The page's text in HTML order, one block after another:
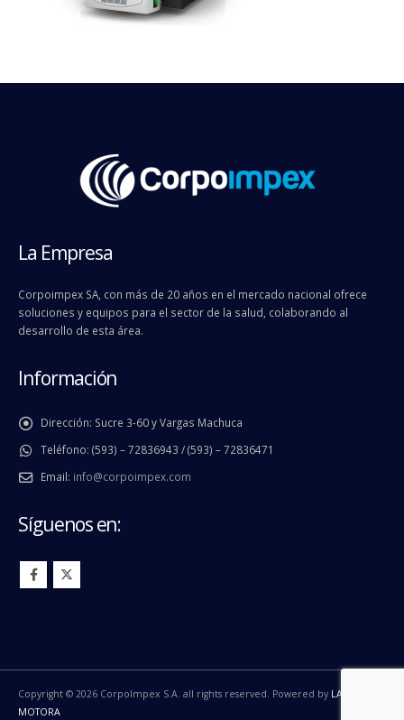
La Empresa
Corpoimpex SA, con más de 20 años en el mercado nacional ofrece
soluciones y equipos para el sector de la salud, colaborando al
desarrollo de esta área.
Información
Dirección: Sucre 3-60 y Vargas Machuca
Teléfono: (593) – 72836943 / (593) – 72836471
Email: info@corpoimpex.com
Síguenos en:
Copyright © 2026 CorpoImpex S.A. all rights reserved. Powered by LA
MOTORA